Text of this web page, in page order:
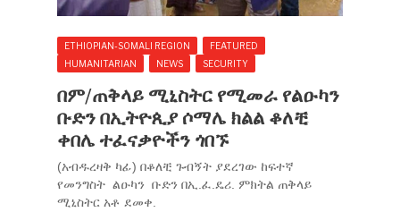
ETHIOPIAN-SOMALI REGION
FEATURED
HUMANITARIAN
NEWS SECURITY
በም/ጠቅላይ ሚኒስትር የሚመራ የልዑካን
ቡድን በኢትዮጲያ ሶማሌ ክልል ቆለቺ
ቀበሌ ተፈናቃዮችን ጎበኙ
(አብዱረዛቅ ካፊ) በቆለቺ ጉብኝት ያደረገው ከፍተኛ
የመንግስት ልዑካን ቡድን በኢ.ፈ.ዴሪ. ምክትል ጠቅላይ
ሚኒስትር አቶ ደመቀ.